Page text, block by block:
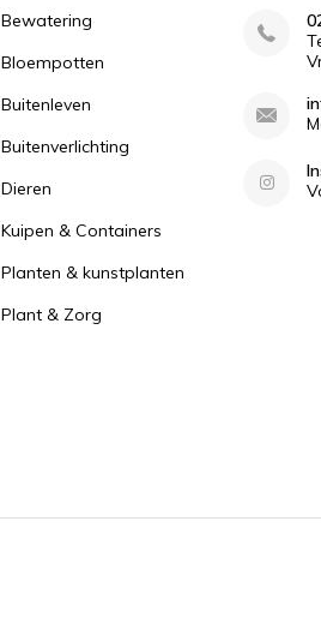
Bewatering
Bloempotten
Buitenleven
Buitenverlichting
Dieren
Kuipen & Containers
Planten & kunstplanten
Plant & Zorg